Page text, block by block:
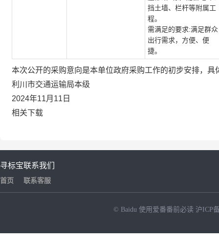
挡土墙、栏杆等附属工
程。
需满足的要求:满足群众
出行需求，方便、便
捷。
本次公开的采购意向是本单位政府采购工作的初步安排，
利川市交通运输局本级
2024年11月11日
相关下载
寻标宝
首页
联系我们
联系客服
© Baidu 使用爱番番前必读 沪ICP